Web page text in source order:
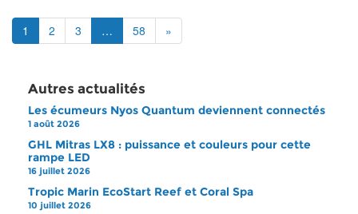
1 2 3 … 58 »
Autres actualités
Les écumeurs Nyos Quantum deviennent connectés
1 août 2026
GHL Mitras LX8 : puissance et couleurs pour cette
rampe LED
16 juillet 2026
Tropic Marin EcoStart Reef et Coral Spa
10 juillet 2026